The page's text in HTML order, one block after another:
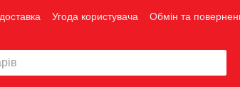
Угода користувача Обмін та